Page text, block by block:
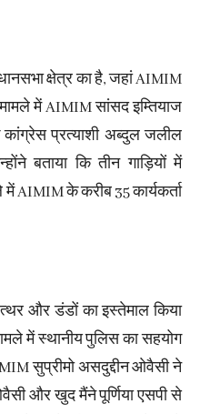
क्षेत्र का है, जहां AIMIM
में AIMIM सांसद इम्तियाज
प्रत्याशी अब्दुल जलील
बताया कि तीन गाड़ियों में
AIMIM के करीब 35 कार्यकर्ता
और डंडों का इस्तेमाल किया
में स्थानीय पुलिस का सहयोग
सुप्रीमो असदुद्दीन ओवैसी ने
और खुद मैंने पूर्णिया एसपी से